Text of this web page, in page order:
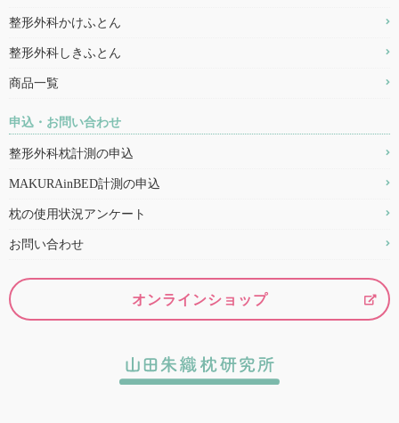
整形外科かけふとん
整形外科しきふとん
商品一覧
申込・お問い合わせ
整形外科枕計測の申込
MAKURAinBED計測の申込
枕の使用状況アンケート
お問い合わせ
オンラインショップ